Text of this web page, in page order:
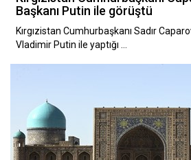
Başkanı Putin ile görüştü
Kırgızistan Cumhurbaşkanı Sadır
Vladimir Putin ile yaptığı …